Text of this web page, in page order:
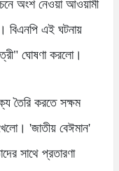
অংশ নেওয়া আওয়ামী
বিএনপি এই ঘটনায়
ঘোষণা করলো।
তৈরি করতে সক্ষম
'জাতীয় বেঈমান'
সাথে প্রতারণা